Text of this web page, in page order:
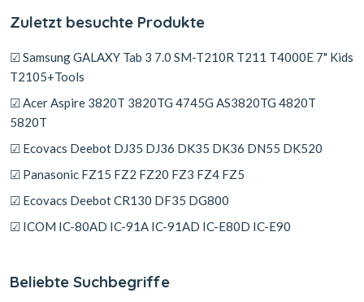
Zuletzt besuchte Produkte
☑ Samsung GALAXY Tab 3 7.0 SM-T210R T211 T4000E 7" Kids
T2105+Tools
☑ Acer Aspire 3820T 3820TG 4745G AS3820TG 4820T
5820T
☑ Ecovacs Deebot DJ35 DJ36 DK35 DK36 DN55 DK520
☑ Panasonic FZ15 FZ2 FZ20 FZ3 FZ4 FZ5
☑ Ecovacs Deebot CR130 DF35 DG800
☑ ICOM IC-80AD IC-91A IC-91AD IC-E80D IC-E90
Beliebte Suchbegriffe